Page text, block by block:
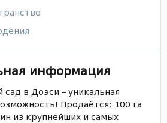
информация
в Доэси – уникальная
Продаётся: 100 га
из крупнейших и самых